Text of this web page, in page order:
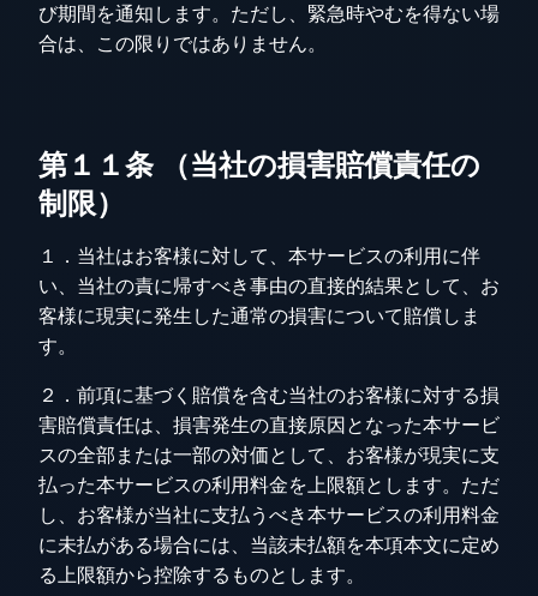
び期間を通知します。ただし、緊急時やむを得ない場
合は、この限りではありません。
第１１条 （当社の損害賠償責任の
制限）
１．当社はお客様に対して、本サービスの利用に伴
い、当社の責に帰すべき事由の直接的結果として、お
客様に現実に発生した通常の損害について賠償しま
す。
２．前項に基づく賠償を含む当社のお客様に対する損
害賠償責任は、損害発生の直接原因となった本サービ
スの全部または一部の対価として、お客様が現実に支
払った本サービスの利用料金を上限額とします。ただ
し、お客様が当社に支払うべき本サービスの利用料金
に未払がある場合には、当該未払額を本項本文に定め
る上限額から控除するものとします。